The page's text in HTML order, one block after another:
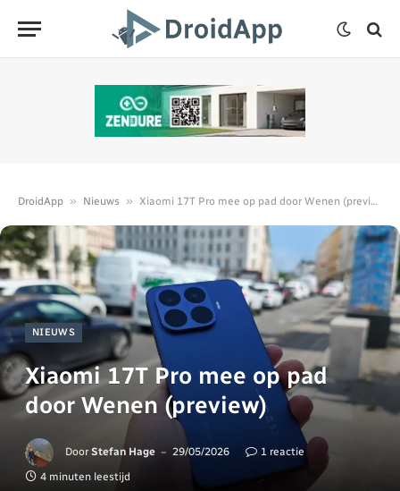
DroidApp » Nieuws » Xiaomi 17T Pro mee op pad door Wenen (preview)
NIEUWS
Xiaomi 17T Pro mee op pad
door Wenen (preview)
Door Stefan Hage 29/05/2026
1 reactie
4 minuten leestijd